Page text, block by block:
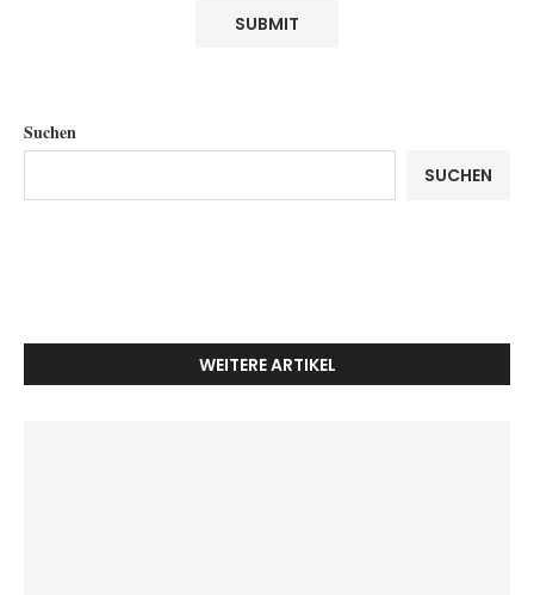
Suchen
SUCHEN
WEITERE ARTIKEL